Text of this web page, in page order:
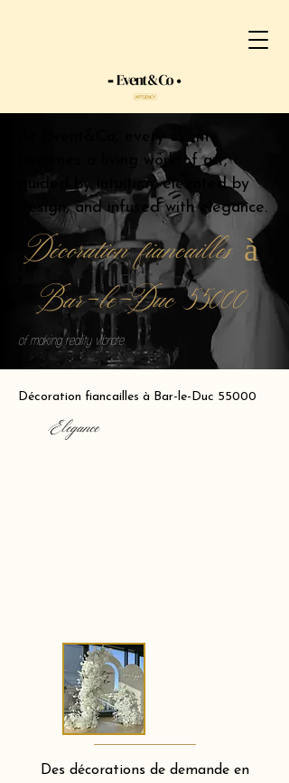
At Event&Co, every event
becomes a living work of art,
guided by intuition, elevated by
design, and infused with elegance.
Décoration fiancailles à
Bar-le-Duc 55000
of making reality vibrate.
Décoration fiancailles à Bar-le-Duc 55000
Elegance
Des décorations de demande en